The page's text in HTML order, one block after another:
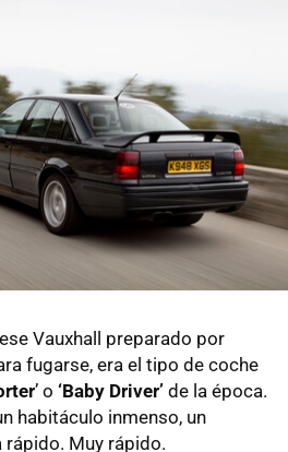
Vauxhall preparado por
fugarse, era el tipo de coche
’ o ‘Baby Driver’ de la época.
habitáculo inmenso, un
rápido. Muy rápido.